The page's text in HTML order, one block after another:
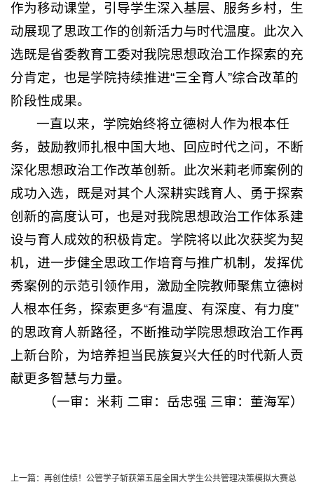
作为移动课堂，引导学生深入基层、服务乡村，生
动展现了思政工作的创新活力与时代温度。此次入
选既是省委教育工委对我院思想政治工作探索的充
分肯定，也是学院持续推进“三全育人”综合改革的
阶段性成果。
一直以来，学院始终将立德树人作为根本任
务，鼓励教师扎根中国大地、回应时代之问，不断
深化思想政治工作改革创新。此次米莉老师案例的
成功入选，既是对其个人深耕实践育人、勇于探索
创新的高度认可，也是对我院思想政治工作体系建
设与育人成效的积极肯定。学院将以此次获奖为契
机，进一步健全思政工作培育与推广机制，发挥优
秀案例的示范引领作用，激励全院教师聚焦立德树
人根本任务，探索更多“有温度、有深度、有力度”
的思政育人新路径，不断推动学院思想政治工作再
上新台阶，为培养担当民族复兴大任的时代新人贡
献更多智慧与力量。
（一审：米莉 二审：岳忠强 三审：董海军）
上一篇： 再创佳绩！公管学子斩获第五届全国大学生公共管理决策模拟大赛总